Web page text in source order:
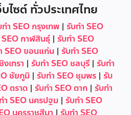
ไซต์ ทั่วประเทศไทย
ำ SEO กรุงเทพ | รับทำ SEO
กาฬสินธุ์| รับทำ SEO
SEO ขอนแก่น| รับทำ SEO
งเทรา | รับทำ SEO ชลบุรี | รับทำ
ชัยภูมิ | รับทำ SEO ชุมพร | รับ
ตราด | รับทำ SEO ตาก | รับทำ
ำ SEO นครปฐม | รับทำ SEO